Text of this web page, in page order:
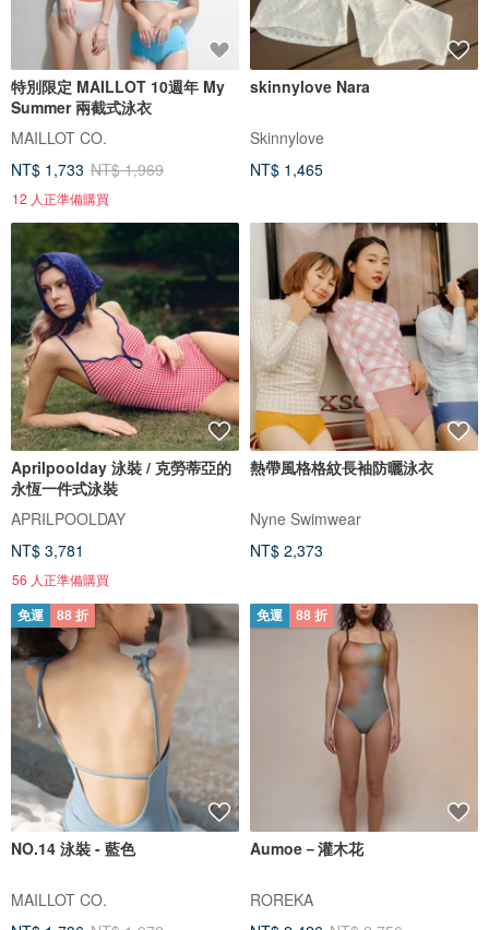
特別限定 MAILLOT 10週年 My
Summer 兩截式泳衣
MAILLOT CO.
NT$ 1,733 NT$ 1,969
12 人正準備購買
skinnylove Nara
Skinnylove
NT$ 1,465
Aprilpoolday 泳裝 / 克勞蒂亞的
永恆一件式泳裝
APRILPOOLDAY
NT$ 3,781
56 人正準備購買
熱帶風格格紋長袖防曬泳衣
Nyne Swimwear
NT$ 2,373
免運 88 折
NO.14 泳裝 - 藍色
MAILLOT CO.
免運 88 折
Aumoe－灌木花
ROREKA